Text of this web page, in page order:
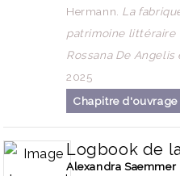
Hermann. La
patrimoine littéraire
Rossana De Angelis
2025
Chapitre d'ouvrage
Logbook de
Alexandra Saemmer